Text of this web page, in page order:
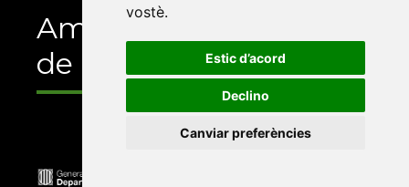
vostè.
Estic d’acord
Declino
Canviar preferències
Amb el suport
de